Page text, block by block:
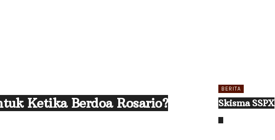
Ketika Berdoa Rosario?
BERITA
Skisma SSPX